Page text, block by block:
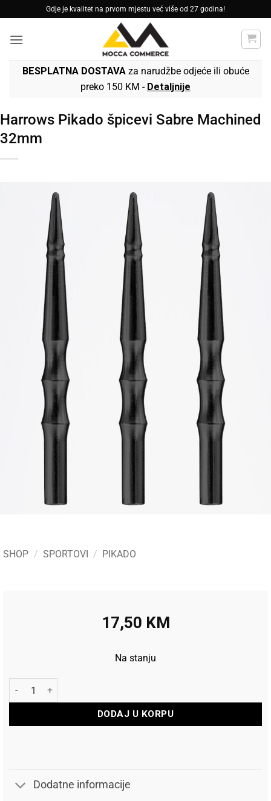
to
content
Gdje je kvalitet na prvom mjestu već više od 27 godina!
BESPLATNA DOSTAVAza narudžbe odjeće ili obuće
preko 150 KM - Detaljnije
Harrows Pikado špicevi Sabre Machined
32mm
SHOP / SPORTOVI / PIKADO
17,50 KM
Na stanju
Harrows Pikado špicevi Sabre Machined 32mm količina
DODAJ U KORPU
Dodatne informacije